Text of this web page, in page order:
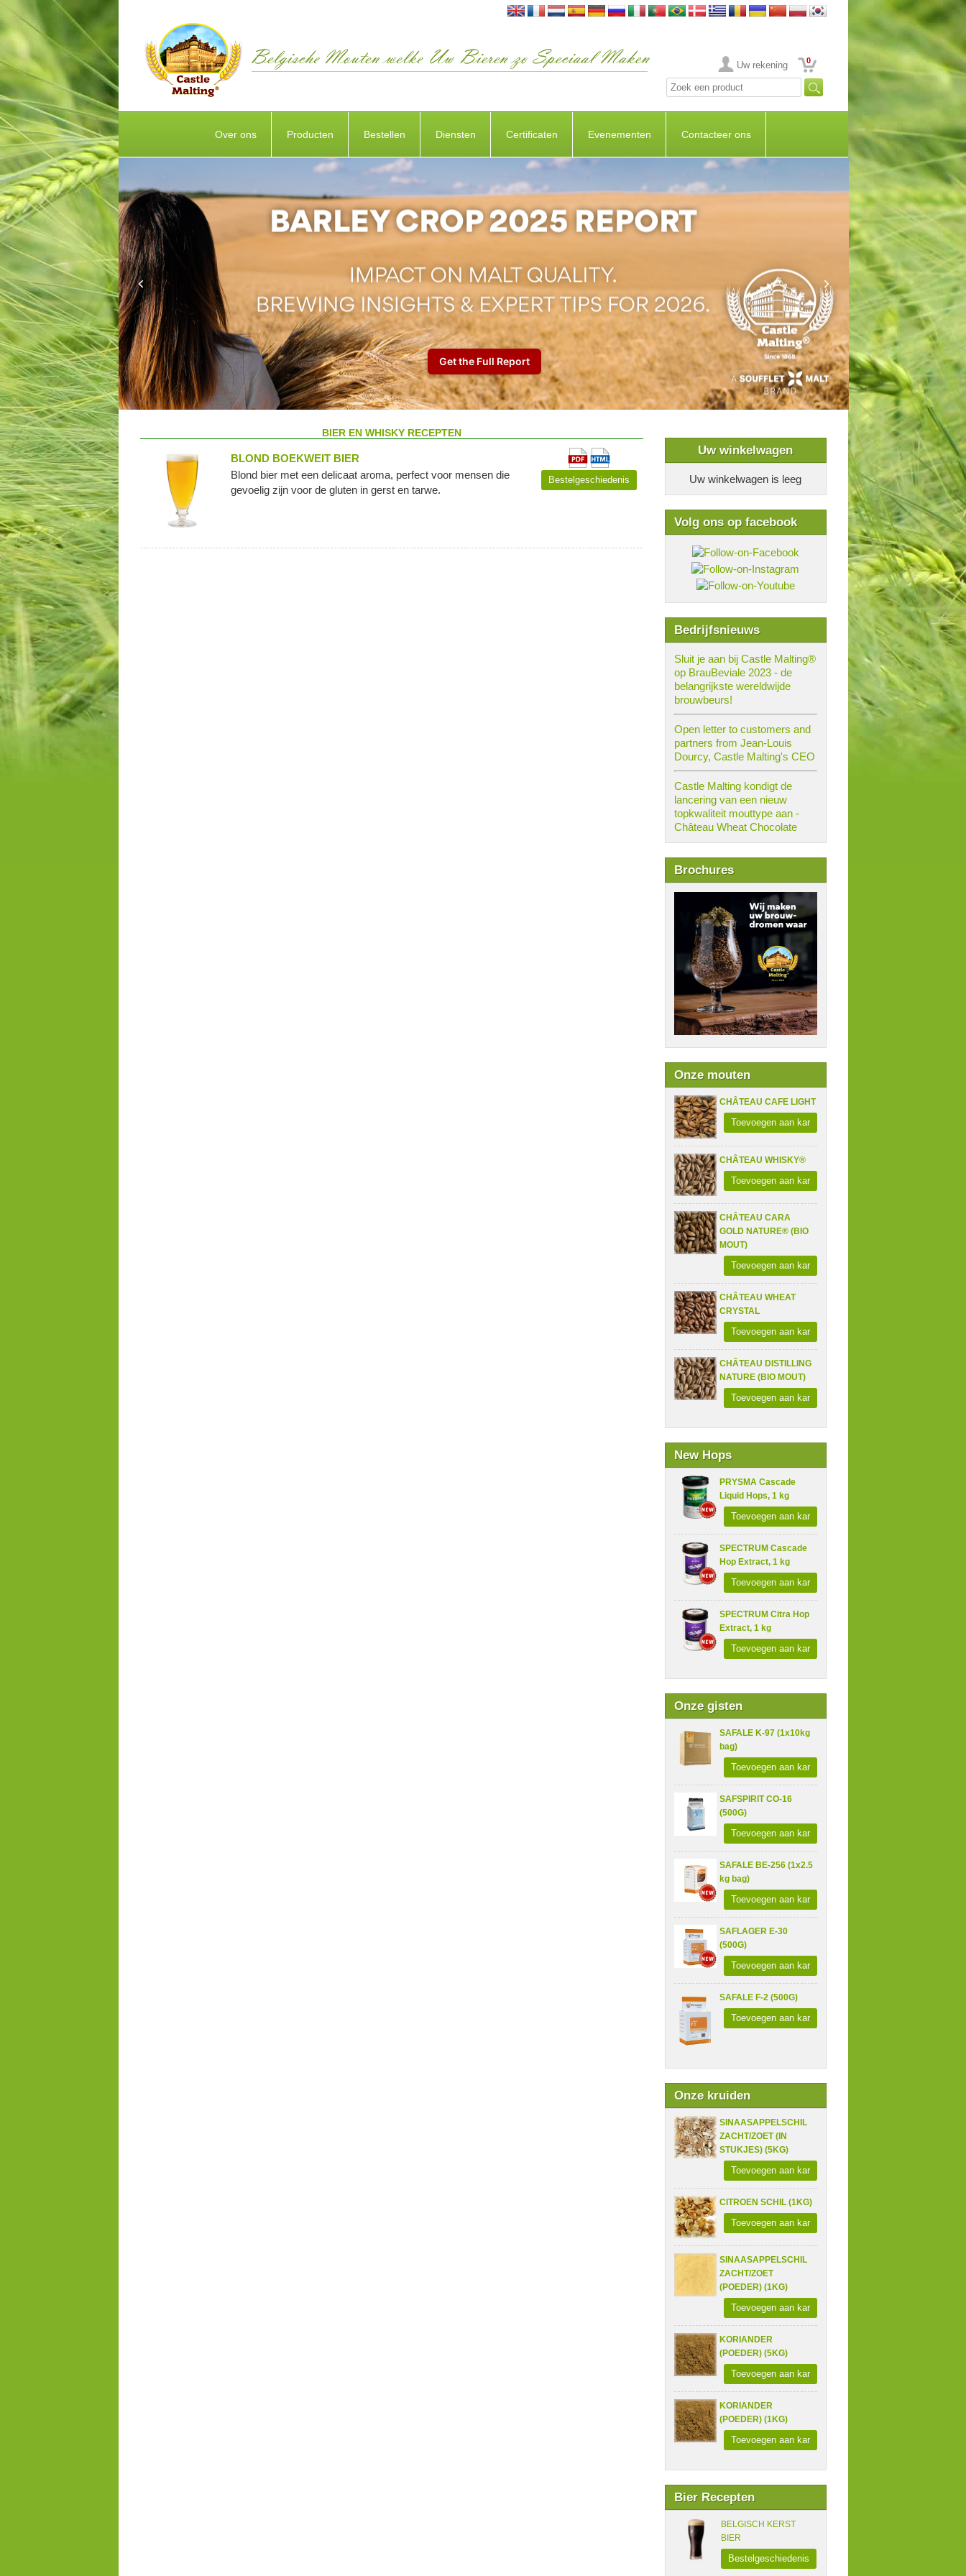
Uw rekening 0
Over ons Producten Bestellen Diensten Certificaten Evenementen Contacteer ons
Uw winkelwagen
Uw winkelwagen is leeg
Volg ons op facebook
Bedrijfsnieuws
Sluit je aan bij Castle Malting®
op BrauBeviale 2023 - de
belangrijkste wereldwijde
brouwbeurs!
Open letter to customers and
partners from Jean-Louis
Dourcy, Castle Malting's CEO
Castle Malting kondigt de
lancering van een nieuw
topkwaliteit mouttype aan -
Château Wheat Chocolate
Brochures
Onze mouten
CHÂTEAU CAFE LIGHT
Toevoegen aan kar
CHÂTEAU WHISKY®
Toevoegen aan kar
CHÂTEAU CARA
GOLD NATURE® (BIO
MOUT)
Toevoegen aan kar
CHÂTEAU WHEAT
CRYSTAL
Toevoegen aan kar
CHÂTEAU DISTILLING
NATURE (BIO MOUT)
Toevoegen aan kar
New Hops
PRYSMA Cascade
Liquid Hops, 1 kg
Toevoegen aan kar
SPECTRUM Cascade
Hop Extract, 1 kg
Toevoegen aan kar
SPECTRUM Citra Hop
Extract, 1 kg
Toevoegen aan kar
Onze gisten
SAFALE K-97 (1x10kg
bag)
Toevoegen aan kar
SAFSPIRIT CO-16
(500G)
Toevoegen aan kar
SAFALE BE-256 (1x2.5
kg bag)
Toevoegen aan kar
SAFLAGER E-30
(500G)
Toevoegen aan kar
SAFALE F-2 (500G)
Toevoegen aan kar
Onze kruiden
SINAASAPPELSCHIL
ZACHT/ZOET (IN
STUKJES) (5KG)
Toevoegen aan kar
CITROEN SCHIL (1KG)
Toevoegen aan kar
SINAASAPPELSCHIL
ZACHT/ZOET
(POEDER) (1KG)
Toevoegen aan kar
KORIANDER
(POEDER) (5KG)
Toevoegen aan kar
KORIANDER
(POEDER) (1KG)
Toevoegen aan kar
Bier Recepten
BELGISCH KERST
BIER
Bestelgeschiedenis
BIER EN WHISKY RECEPTEN
BLOND BOEKWEIT BIER
Blond bier met een delicaat aroma, perfect voor mensen die
gevoelig zijn voor de gluten in gerst en tarwe.
Bestelgeschiedenis